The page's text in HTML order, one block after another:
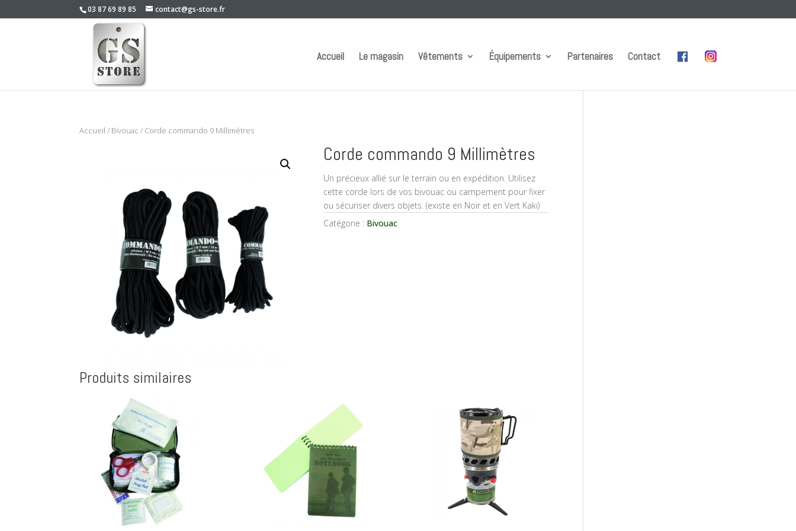
03 87 69 89 85 contact@gs-store.fr
Accueil Le magasin Vêtements Équipements Partenaires Contact
Accueil / Bivouac / Corde commando 9 Millimètres
Corde commando 9 Millimètres
Un précieux allié sur le terrain ou en expédition. Utilisez
cette corde lors de vos bivouac ou campement pour fixer
ou sécuriser divers objets. (existe en Noir et en Vert Kaki)
Catégorie : Bivouac
Produits similaires